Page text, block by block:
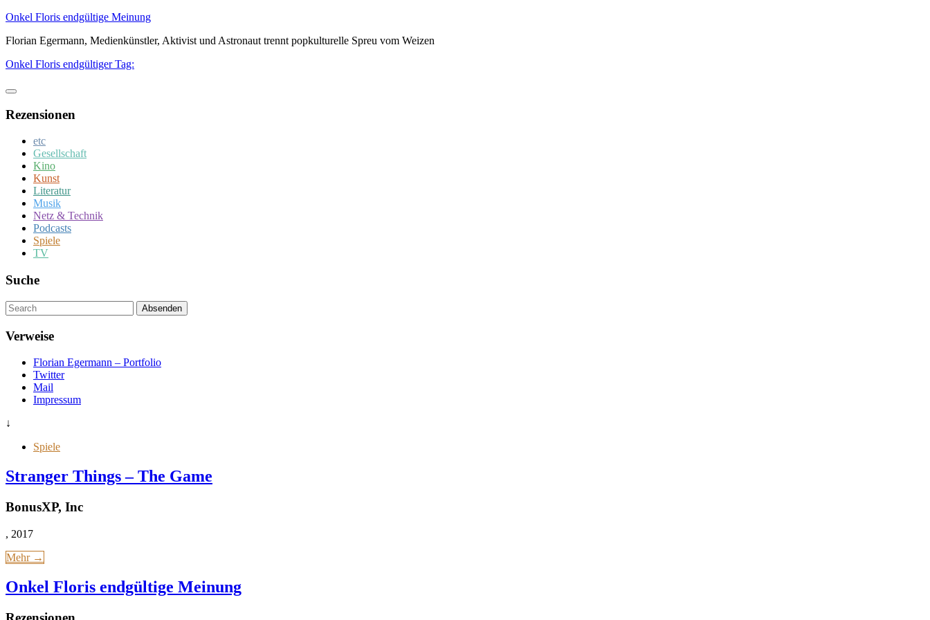
Zum
springen
Onkel Floris endgültige Meinung
Florian Egermann, Medienkünstler, Aktivist und Astronaut trennt popkulturelle Spreu vom Weizen
Onkel Floris endgültiger Tag:
Rezensionen
etc
Gesellschaft
Kino
Kunst
Literatur
Musik
Netz & Technik
Podcasts
Spiele
TV
Suche
Um
diese
Seite
zu
suchen,
geben
einen
Suchbegriff
ein
Absenden
Verweise
Florian Egermann – Portfolio
Twitter
Mail
Impressum
↓
Spiele
Stranger Things – The Game
BonusXP, Inc
, 2017
Mehr →
Onkel Floris endgültige Meinung